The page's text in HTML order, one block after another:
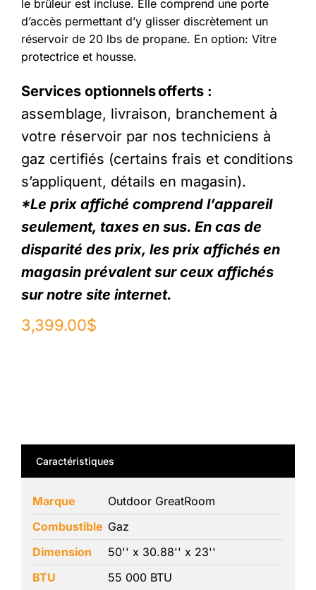
le brûleur est incluse. Elle comprend une porte
d’accès permettant d’y glisser discrètement un
réservoir de 20 lbs de propane. En option: Vitre
protectrice et housse.
Services optionnels offerts :
assemblage, livraison, branchement à
votre réservoir par nos techniciens à
gaz certifiés (certains frais et conditions
s’appliquent, détails en magasin).
*Le prix affiché comprend l’appareil
seulement, taxes en sus. En cas de
disparité des prix, les prix affichés en
magasin prévalent sur ceux affichés
sur notre site internet.
3,399.00$
Caractéristiques
Marque
Outdoor GreatRoom
Combustible Gaz
Dimension
50'' x 30.88'' x 23''
BTU
55 000 BTU